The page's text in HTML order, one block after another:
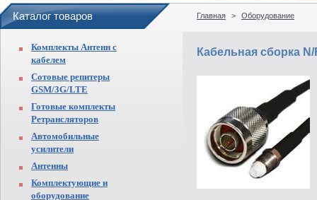
Каталог товаров
Комплекты Антенн с
кабелем
Сотовые репитеры
GSM/3G/LTE
Готовые комплекты
Ретрансляторов
Автомобильные
усилители
Антенны
Комплектующие и
оборудование
Главная > Оборудование
Кабельная сборка